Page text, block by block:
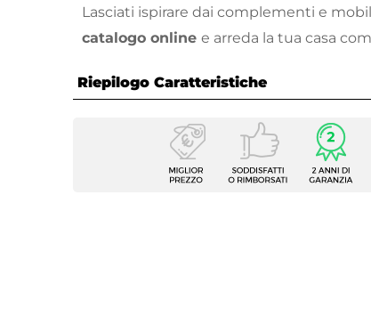
Lasciati ispirare dai complementi e
catalogo online e arreda la tua casa
Riepilogo Caratteristiche
Caratteristiche